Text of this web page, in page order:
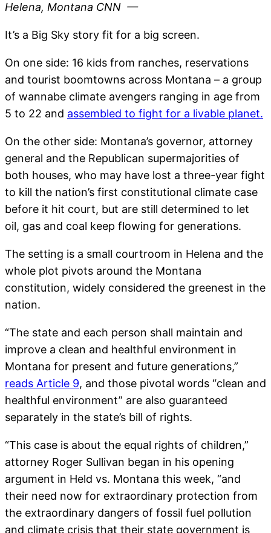
Helena, Montana CNN —
It’s a Big Sky story fit for a big screen.
On one side: 16 kids from ranches, reservations
and tourist boomtowns across Montana – a group
of wannabe climate avengers ranging in age from
5 to 22 and assembled to fight for a livable planet.
On the other side: Montana’s governor, attorney
general and the Republican supermajorities of
both houses, who may have lost a three-year fight
to kill the nation’s first constitutional climate case
before it hit court, but are still determined to let
oil, gas and coal keep flowing for generations.
The setting is a small courtroom in Helena and the
whole plot pivots around the Montana
constitution, widely considered the greenest in the
nation.
“The state and each person shall maintain and
improve a clean and healthful environment in
Montana for present and future generations,”
reads Article 9, and those pivotal words “clean and
healthful environment” are also guaranteed
separately in the state’s bill of rights.
“This case is about the equal rights of children,”
attorney Roger Sullivan began in his opening
argument in Held vs. Montana this week, “and
their need now for extraordinary protection from
the extraordinary dangers of fossil fuel pollution
and climate crisis that their state government is